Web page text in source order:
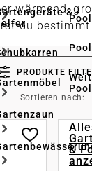
& -
&
wärmend,
du
PRODUKTE
Sortieren nach: